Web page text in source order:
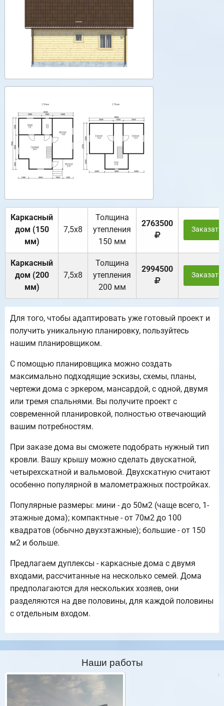
Каркасный
дом (150
мм)
7,5х8
Толщина
утепления
150 мм
2763500
Заказать
Каркасный
дом (200
мм)
7,5х8
Толщина
утепления
200 мм
2994500
Заказать
Для того, чтобы адаптировать уже готовый проект и
получить уникальную планировку, пользуйтесь
нашим планировщиком.
С помощью планировщика можно создать
максимально подходящие эскизы, схемы, планы,
чертежи дома с эркером, мансардой, с одной, двумя
или тремя спальнями. Вы получите проект с
современной планировкой, полностью отвечающий
вашим потребностям.
При заказе дома вы сможете подобрать нужный тип
кровли. Вашу крышу можно сделать двускатной,
четырехскатной и вальмовой. Двухскатную считают
особенно популярной в малометражных постройках.
Популярные размеры: мини - до 50м2 (чаще всего, 1-
этажные дома); компактные - от 70м2 до 100
квадратов (обычно двухэтажные); большие - от 150
м2 и больше.
Предлагаем дуплексы - каркасные дома с двумя
входами, рассчитанные на несколько семей. Дома
предполагаются для нескольких хозяев, они
разделяются на две половины, для каждой половины
с отдельным входом.
Наши работы